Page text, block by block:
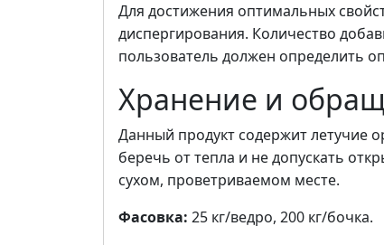
Для достижения оптимальных
диспергирования. Количество
пользователь должен определить
Хранение и
Данный продукт содержит летучие
беречь от тепла и не допускать
сухом, проветриваемом месте.
Фасовка: 25 кг/ведро, 200 кг/бочка.